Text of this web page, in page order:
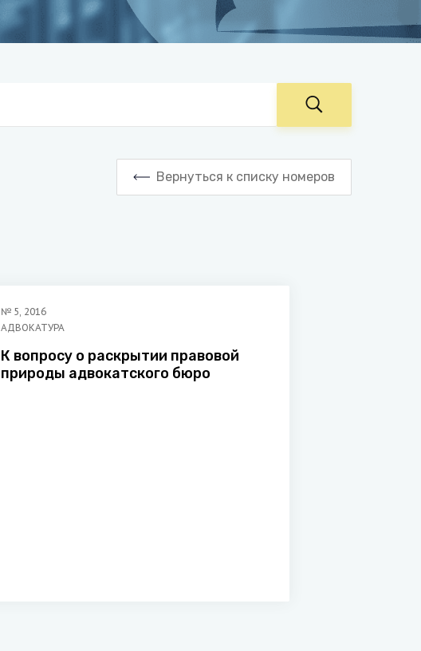
Вернуться к списку номеров
№ 5, 2016
АДВОКАТУРА
К вопросу о раскрытии правовой
природы адвокатского бюро